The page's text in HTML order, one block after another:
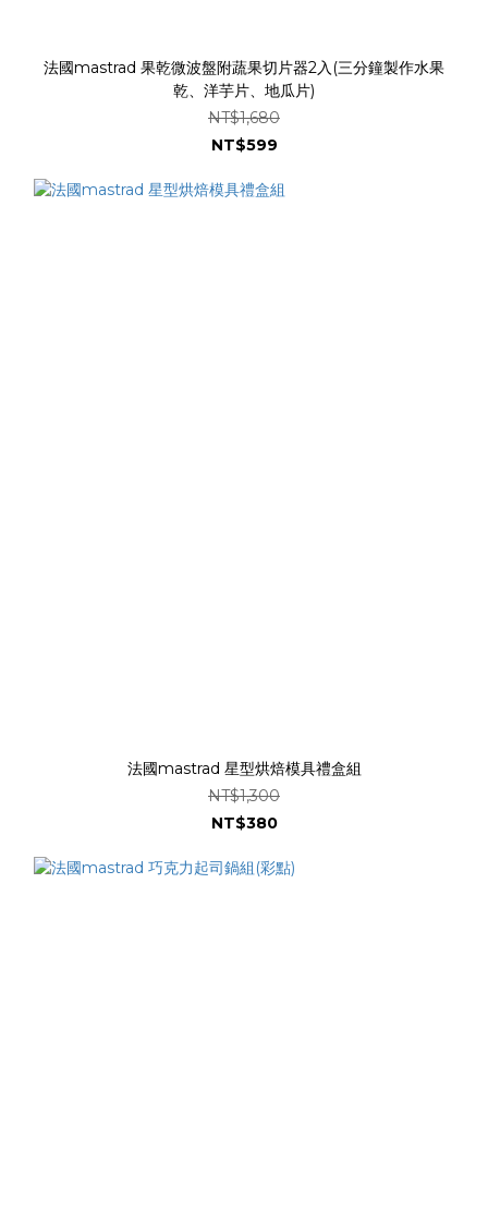
法國mastrad 果乾微波盤附蔬果切片器2入(三分鐘製作水果
乾、洋芋片、地瓜片)
NT$1,680
NT$599
法國mastrad 星型烘焙模具禮盒組
NT$1,300
NT$380